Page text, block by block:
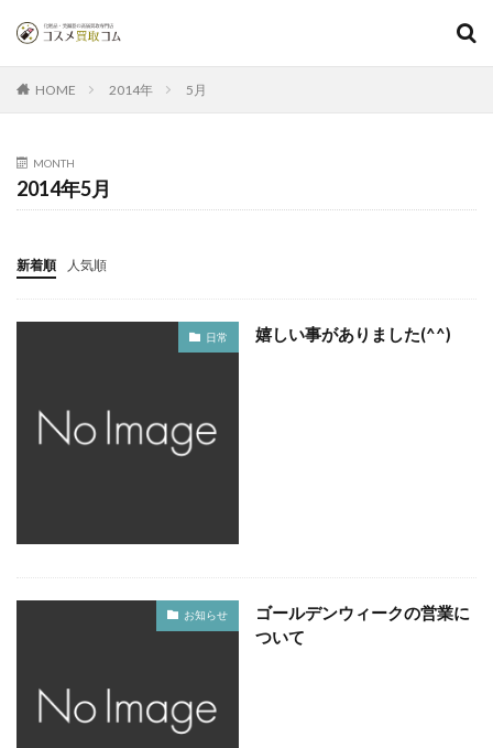
HOME 2014年 5月
MONTH
2014年5月
新着順 人気順
日常 嬉しい事がありました(^^)
お知らせ
ゴールデンウィークの営業に
ついて